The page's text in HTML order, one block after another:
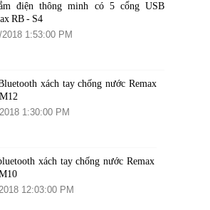
điện thông minh có 5 cổng USB
RB - S4
2018 1:53:00 PM
xách tay chống nước Remax
1:30:00 PM
xách tay chống nước Remax
12:03:00 PM